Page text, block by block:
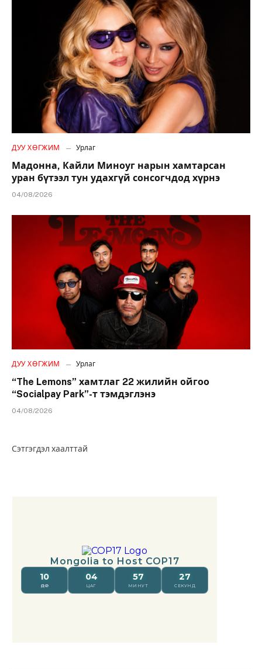
ДУУ ХӨГЖИМ Урлаг
Мадонна, Кайли Миноуг нарын хамтарсан
уран бүтээл тун удахгүй сонсогчдод хүрнэ
04/08/2026
ДУУ ХӨГЖИМ Урлаг
“The Lemons” хамтлаг 22 жилийн ойгоо
“Socialpay Park”-т тэмдэглэнэ
04/08/2026
Сэтгэгдэл хаалттай